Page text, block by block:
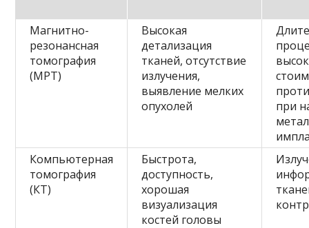
Магнитно-
резонансная
томография
(МРТ)
Высокая
детализация
тканей, отсутствие
излучения,
выявление мелких
опухолей
при
Компьютерная
томография
(КТ)
Быстрота,
доступность,
хорошая
визуализация
костей головы